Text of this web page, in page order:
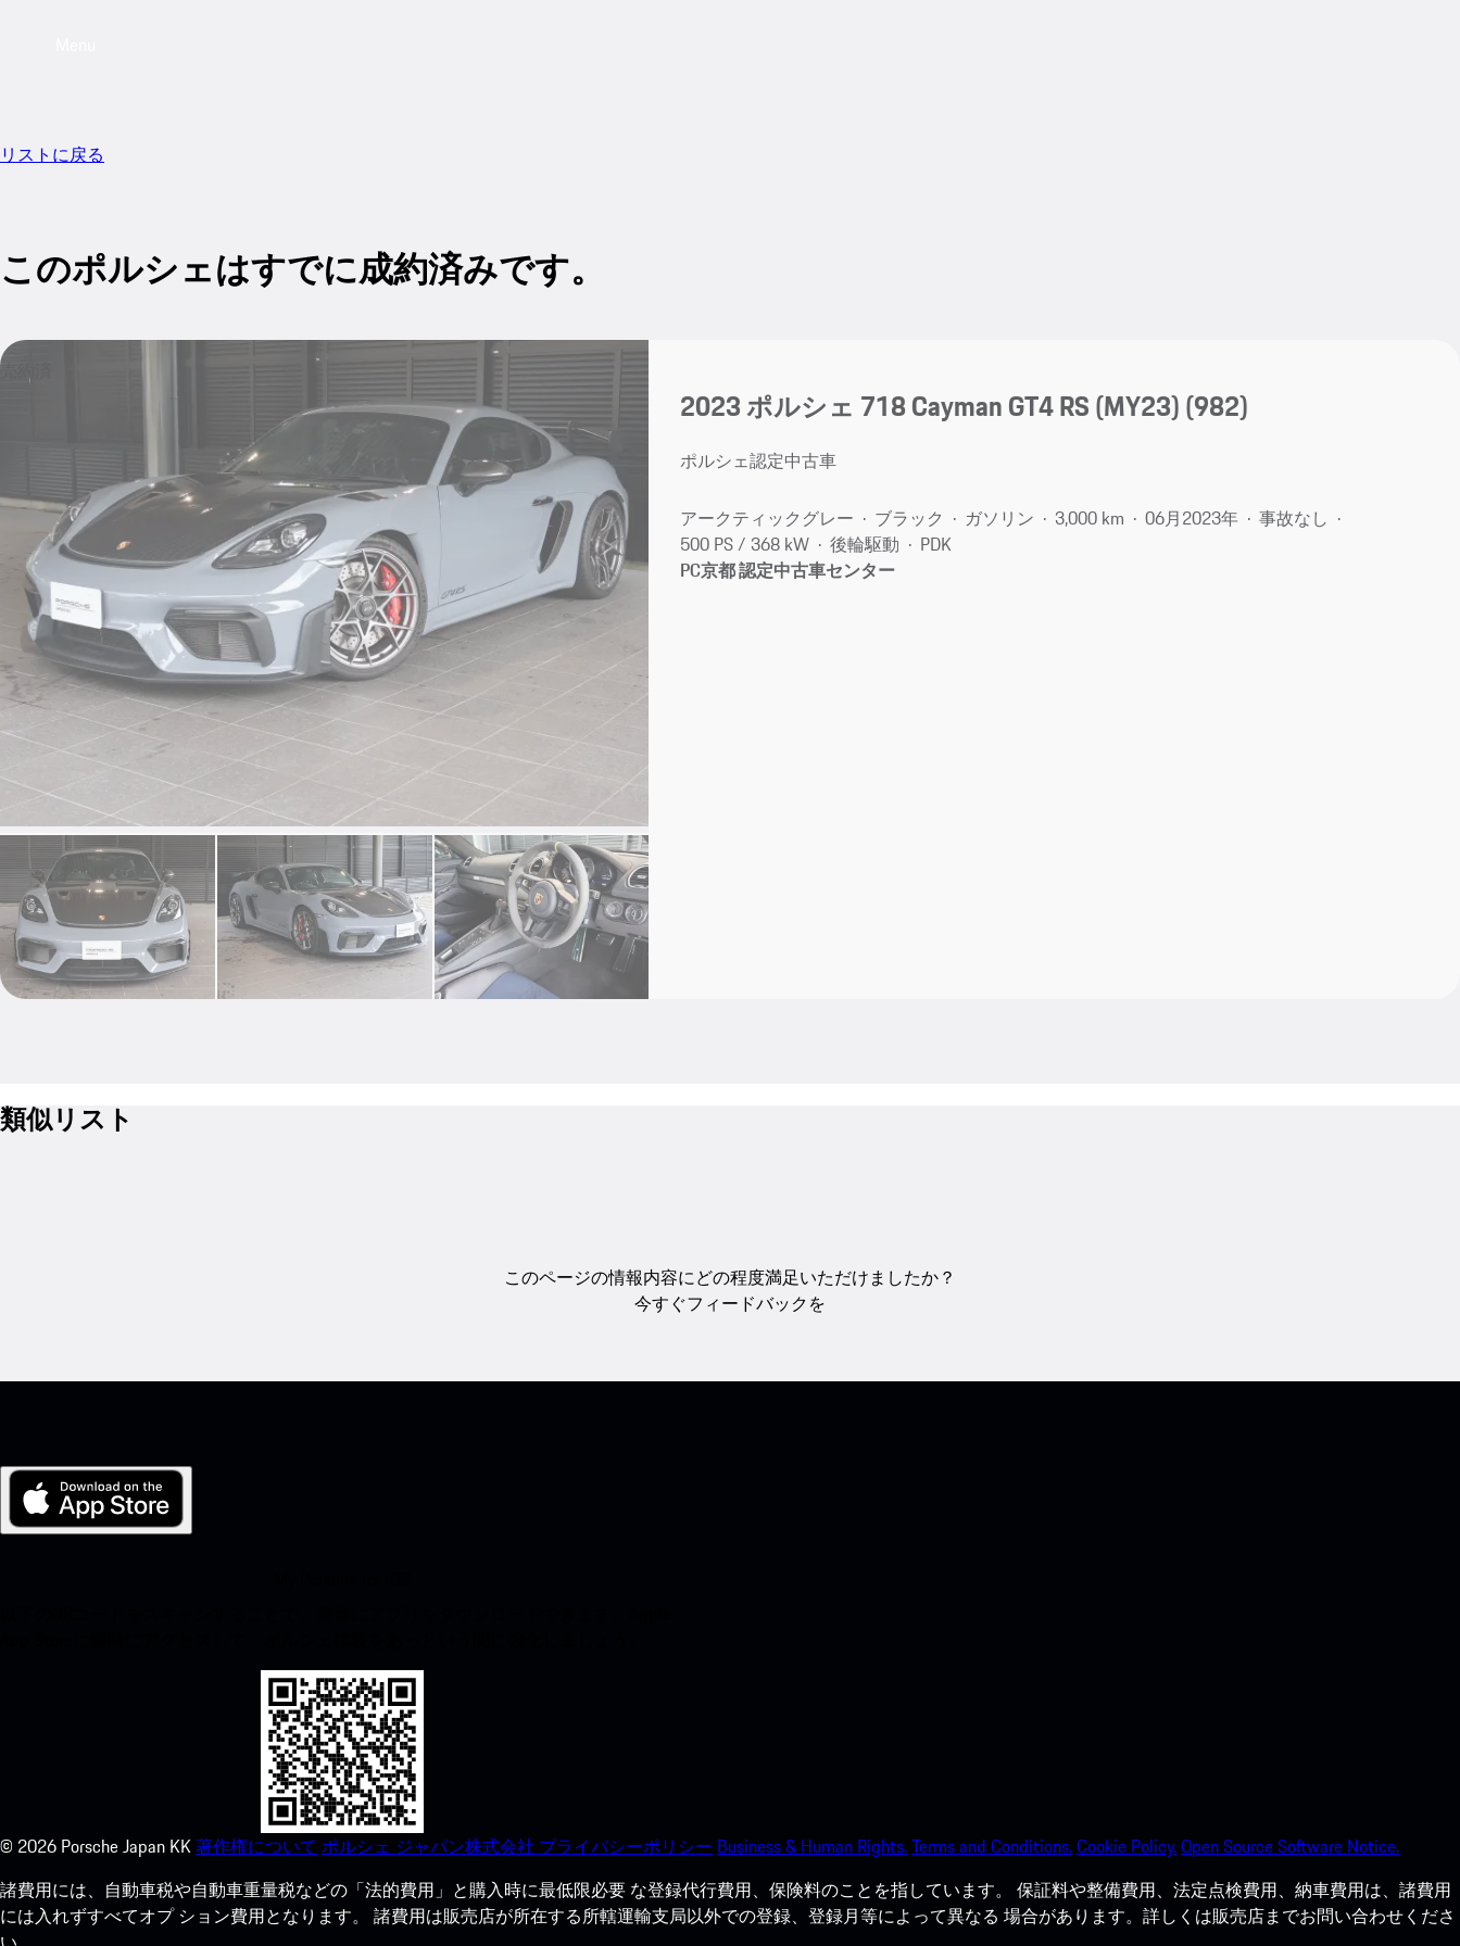
リストに戻る
このポルシェはすでに成約済みです。
売約済
2023 ポルシェ 718 Cayman GT4 RS (MY23)(982)
ポルシェ認定中古車
アークティックグレー ブラック ガソリン 3,000 km 06月​2023年
事故なし
500 PS / 368 kW
後輪駆動
PDK
PC京都 認定中古車センター
類似リスト
このページの情報内容にどの程度満足いただけましたか？
今すぐフィードバックを
© 2026 Porsche Japan KK著作権について ポルシェ ジャパン株式会社 プライバシーポリシー Business & Human Rights.Terms and Conditions.Cookie Policy.Open Source Software Notice.
諸費用には、自動車税や自動車重量税などの「法的費用」と購入時に最低限必要 な登録代行費用、保険料のことを指しています。 保証料や整備費用、法定点検費用、納車費用は、諸費用
には入れずすべてオプ ション費用となります。 諸費用は販売店が所在する所轄運輸支局以外での登録、登録月等によって異なる 場合があります。詳しくは販売店までお問い合わせくださ